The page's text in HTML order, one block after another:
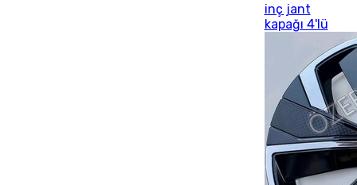
inç jant
kapağı 4'lü